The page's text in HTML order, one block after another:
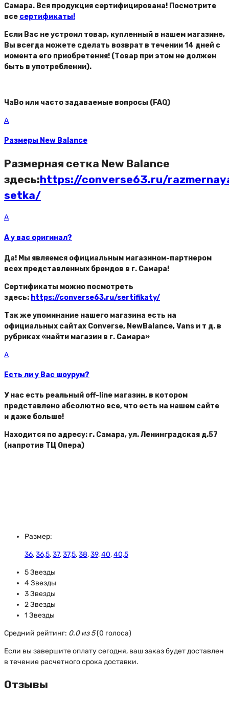
Самара. Вся продукция сертифицирована! Посмотрите
все сертификаты!
Если Вас не устроил товар, купленный в нашем магазине,
Вы всегда можете сделать возврат в течении 14 дней с
момента его приобретения! (Товар при этом не должен
быть в употреблении).
ЧаВо или часто задаваемые вопросы (FAQ)
A
Размеры New Balance
Размерная сетка New Balance
здесь:https://converse63.ru/
setka/
A
А у вас оригинал?
Да! Мы являемся официальным магазином-партнером
всех представленных брендов в г. Самара!
Сертификаты можно посмотреть
здесь: https://converse63.ru/sertifikaty/
Так же упоминание нашего магазина есть на
официальных сайтах Converse, NewBalance, Vans и т д. в
рубриках «найти магазин в г. Самара»
A
Есть ли у Вас шоурум?
У нас есть реальный off-line магазин, в котором
представлено абсолютно все, что есть на нашем сайте
и даже больше!
Находится по адресу: г. Самара, ул. Ленинградская д.57
(напротив ТЦ Опера)
Размер:
36,36,5,37,37,5,38,39,40,40,5
5 Звезды
4 Звезды
3 Звезды
2 Звезды
1 Звезды
Средний рейтинг: 0.0 из 5(0 голоса)
Если вы завершите оплату сегодня, ваш заказ будет доставлен
в течение расчетного срока доставки.
Отзывы